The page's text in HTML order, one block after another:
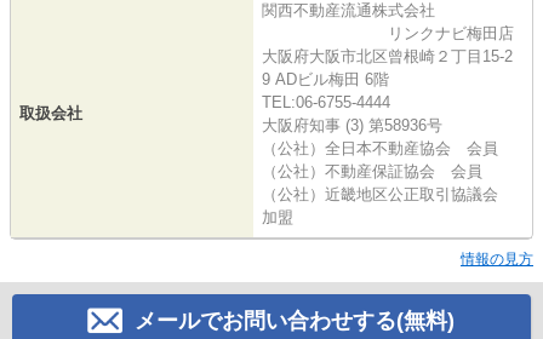
取扱会社
関西不動産流通株式会社
リンクナビ梅田店
大阪府大阪市北区曾根崎２丁目15-2
9 ADビル梅田 6階
TEL:06-6755-4444
大阪府知事 (3) 第58936号
（公社）全日本不動産協会 会員
（公社）不動産保証協会 会員
（公社）近畿地区公正取引協議会
加盟
情報の見方
メールでお問い合わせする(無料)